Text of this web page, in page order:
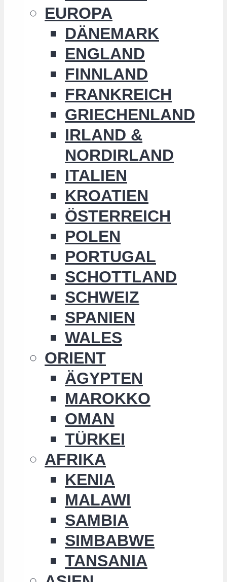
EUROPA
DÄNEMARK
ENGLAND
FINNLAND
FRANKREICH
GRIECHENLAND
IRLAND &
NORDIRLAND
ITALIEN
KROATIEN
ÖSTERREICH
POLEN
PORTUGAL
SCHOTTLAND
SCHWEIZ
SPANIEN
WALES
ORIENT
ÄGYPTEN
MAROKKO
OMAN
TÜRKEI
AFRIKA
KENIA
MALAWI
SAMBIA
SIMBABWE
TANSANIA